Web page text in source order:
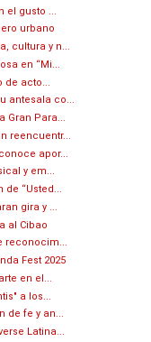
el gusto ...
urbano
cultura y n...
en “Mi...
acto...
antesala co...
Gran Para...
reencuentr...
apor...
y em...
“Usted...
gira y ...
al Cibao
reconocim...
Fest 2025
en el...
a los...
de fe y an...
Latina...